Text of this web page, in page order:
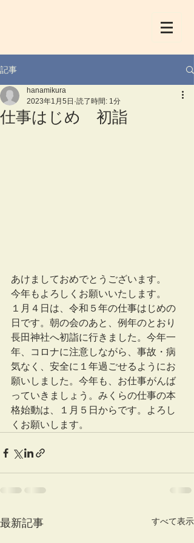
記事
仕事はじめ 初詣
hanamikura
2023年1月5日 読了時間: 1分
あけましておめでとうございます。
今年もよろしくお願いいたします。
１月４日は、令和５年の仕事はじめの
日です。朝の会のあと、例年のとおり
長田神社へ初詣に行きました。今年一
年、コロナに注意しながら、事故・病
気なく、安全に１年過ごせるようにお
願いしました。今年も、お仕事がんば
っていきましょう。みくらの仕事の本
格始動は、１月５日からです。よろし
くお願いします。
最新記事 すべて表示